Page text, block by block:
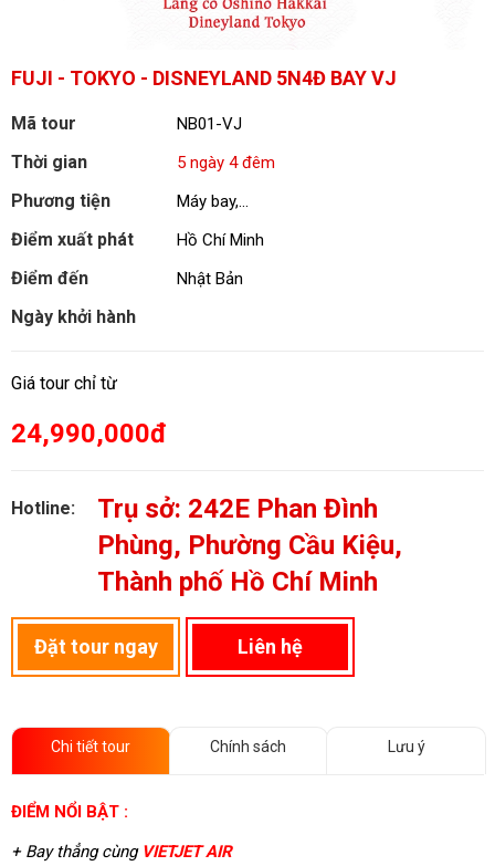
FUJI - TOKYO - DISNEYLAND 5N4Đ BAY VJ
Mã tour NB01-VJ
Thời gian 5 ngày 4 đêm
Phương tiện Máy bay,...
Điểm xuất phát Hồ Chí Minh
Điểm đến Nhật Bản
Ngày khởi hành
Giá tour chỉ từ
24,990,000đ
Hotline:
Trụ sở: 242E Phan Đình
Phùng, Phường Cầu Kiệu,
Thành phố Hồ Chí Minh
Đặt tour ngay Liên hệ
Chi tiết tour Chính sách Lưu ý
ĐIỂM NỔI BẬT :
+ Bay thẳng cùng VIETJET AIR